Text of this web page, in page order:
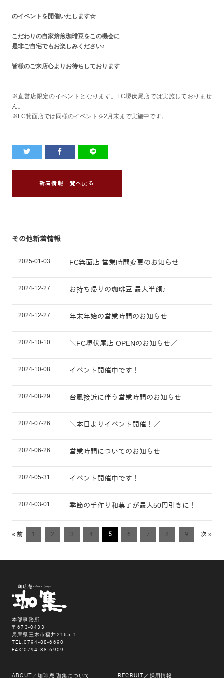
のイベントを開催いたします☆
こだわりの自家焙煎珈琲豆をこの機会に
是非ご自宅でもお楽しみください♪
皆様のご来店心よりお待ちしております
※直営店限定のイベントとなります。FC堺伏尾店では実施しておりませ
ん。
※FC箕面店では同様のイベントを2月末まで実施中です。
新着情報一覧へ戻る
その他新着情報
2025-01-03 FC箕面店 営業時間変更のお知らせ
2024-12-27 お持ち帰りの珈琲豆 最大半額♪
2024-12-27 年末年始の営業時間のお知らせ
2024-10-10 ＼FC堺伏尾店 OPENのお知らせ／
2024-10-08 イベント開催中です！
2024-08-29 台風接近に伴う営業時間のお知らせ
2024-07-26 ＼本日よりイベント開催！／
2024-06-26 営業時間についてのお知らせ
2024-05-31 イベント開催中です！
2024-03-01 季節の手作り和菓子が最大50円引きに！
« 前 1 2 3 4 5 6 7 8 9 次 »
本部事務所
〒673-0433
兵庫県三木市福井2165-1
TEL:0794-88-6690
FAX:0794-88-6909
ABOUT ／珈琲庵 珈集について RECRUIT ／採用情報